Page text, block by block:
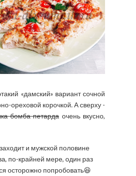
«дамский» вариант сочной
ореховой корочкой. А сверху -
бомба-петарда очень вкусно,
и мужской половине
по-крайней мере, один раз
осторожно попробовать😆